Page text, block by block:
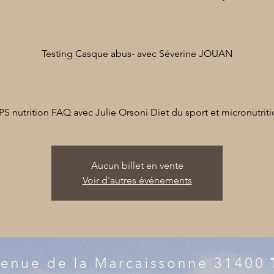
Testing Casque abus- avec Séverine JOUAN
nutrition FAQ avec Julie Orsoni Diet du sport et
Aucun billet en vente
Voir d'autres événements